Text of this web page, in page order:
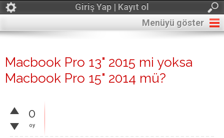
Giriş Yap | Kayıt ol
Menüyü göster
Macbook Pro 13" 2015 mi yoksa
Macbook Pro 15" 2014 mü?
0
oy